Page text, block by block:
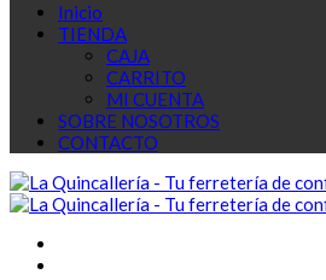
Inicio
TIENDA
CAJA
CARRITO
MI CUENTA
SOBRE NOSOTROS
CONTACTO